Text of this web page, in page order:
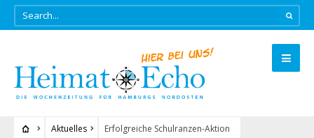
Aktuelles Erfolgreiche Schulranzen-Aktion